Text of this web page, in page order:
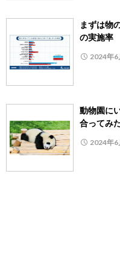
まずは物
の実施率
2024年6
動物園に
合ってみ
2024年6